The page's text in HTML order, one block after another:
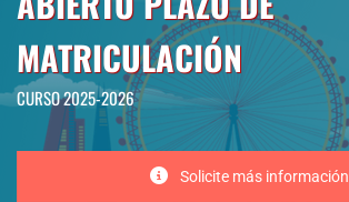
MATRICULACIÓN
CURSO 2025-2026
Solicite más información